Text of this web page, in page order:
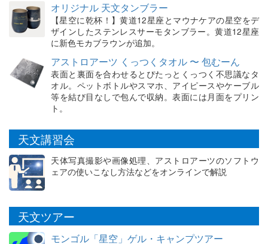
オリジナル 天文タンブラー
【星空に乾杯！】黄道12星座とマウナケアの星空をデ
ザインしたステンレスサーモタンブラー。黄道12星座
に新色モカブラウンが追加。
アストロアーツ くっつくタオル 〜 包むーん
表面と裏面を合わせるとぴたっとくっつく不思議なタ
オル。ペットボトルやスマホ、アイピースやケーブル
等を結び目なしで包んで収納。表面には月面をプリン
ト。
天文講習会
天体写真撮影や画像処理、アストロアーツのソフトウ
ェアの使いこなし方法などをオンラインで解説
天文ツアー
モンゴル「星空」ゲル・キャンプツアー